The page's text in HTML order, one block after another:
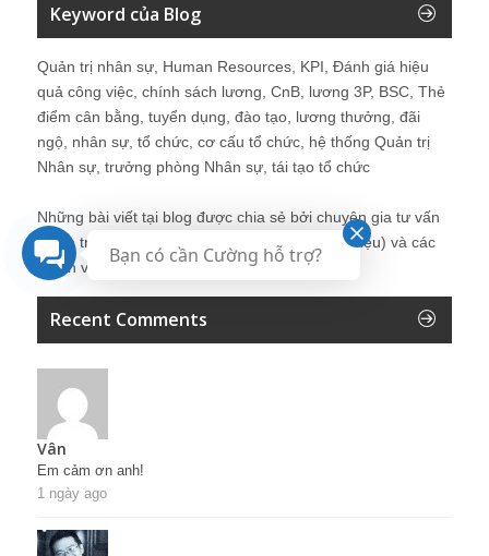
Keyword của Blog
Quản trị nhân sự, Human Resources, KPI, Đánh giá hiệu
quả công việc, chính sách lương, CnB, lương 3P, BSC, Thẻ
điểm cân bằng, tuyển dụng, đào tạo, lương thưởng, đãi
ngộ, nhân sự, tổ chức, cơ cấu tổ chức, hệ thống Quản trị
Nhân sự, trưởng phòng Nhân sự, tái tạo tổ chức
Những bài viết tại blog được chia sẻ bởi chuyên gia tư vấn
Quản trị Nhân sự Nguyễn Hùng Cường (
giới thiệu) và các
thành viên khác trong cộng đồng Nhân sự.
Recent Comments
Vân
Em cảm ơn anh!
1 ngày ago
Bạn có cần Cường hỗ trợ?